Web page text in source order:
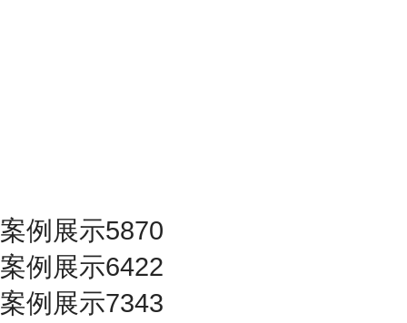
案例展示5870
案例展示6422
案例展示7343